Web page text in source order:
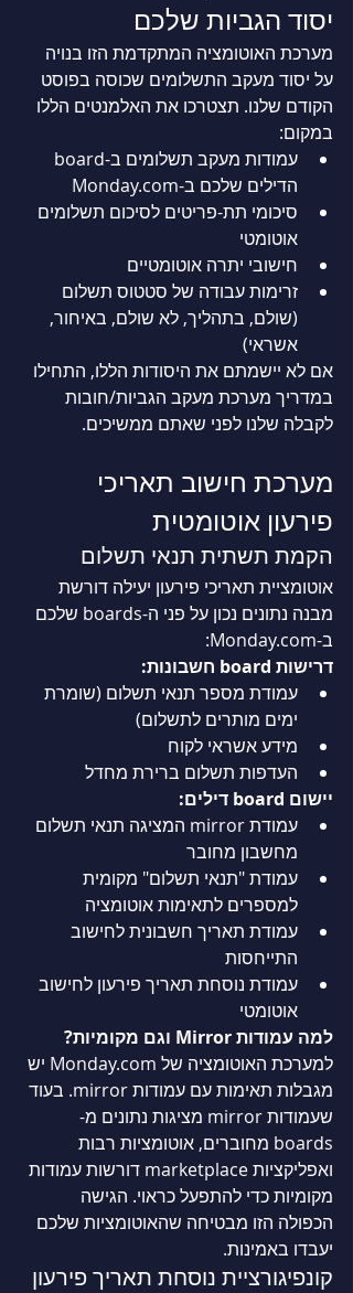
יסוד הגביות שלכם
מערכת האוטומציה המתקדמת הזו בנויה
על יסוד מעקב התשלומים שכוסה בפוסט
הקודם שלנו. תצטרכו את האלמנטים הללו
במקום:
הדילים שלכם ב-Monday.com
סיכומי תת-פריטים לסיכום תשלומים
אוטומטי
חישובי יתרה אוטומטיים
זרימות עבודה של סטטוס תשלום
(שולם, בתהליך, לא שולם, באיחור,
אשראי)
אם לא יישמתם את היסודות הללו, התחילו
במדריך מערכת מעקב הגביות/חובות
לקבלה שלנו לפני שאתם ממשיכים.
מערכת חישוב תאריכי
פירעון אוטומטית
הקמת תשתית תנאי תשלום
אוטומציית תאריכי פירעון יעילה דורשת
מבנה נתונים נכון על פני ה-boards שלכם
ב-Monday.com
:
דרישות board חשבונות:
עמודת מספר תנאי תשלום (שומרת
ימים מותרים לתשלום)
מידע אשראי לקוח
העדפות תשלום ברירת מחדל
יישום board דילים:
עמודת mirror המציגה תנאי תשלום
מחשבון מחובר
עמודת "תנאי תשלום" מקומית
למספרים לתאימות אוטומציה
עמודת תאריך חשבונית לחישוב
התייחסות
עמודת נוסחת תאריך פירעון לחישוב
אוטומטי
למה עמודות Mirror וגם מקומיות?
למערכת האוטומציה של Monday.com יש
מגבלות תאימות עם עמודות mirror. בעוד
שעמודות mirror מציגות נתונים מ-
boards מחוברים, אוטומציות רבות
ואפליקציות marketplace דורשות עמודות
מקומיות כדי להתפעל כראוי. הגישה
הכפולה הזו מבטיחה שהאוטומציות שלכם
יעבדו באמינות.
קונפיגורציית נוסחת תאריך פירעון